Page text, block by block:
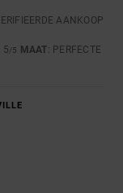
AANKOOP
5/5 MAAT: PERFECTE